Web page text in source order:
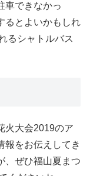
車できなかっ
るとよいかもしれ
るシャトルバス
火大会2019のア
報をお伝えしてき
、ぜひ福山夏まつ